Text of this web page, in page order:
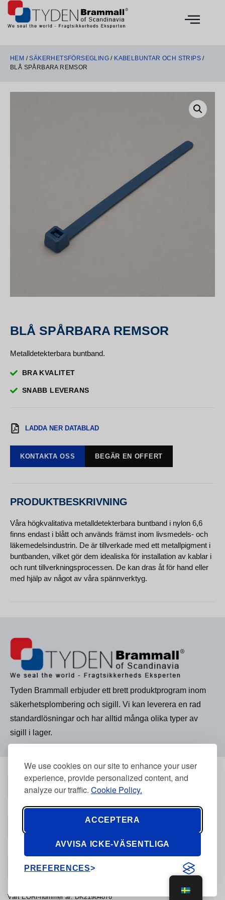
We use cookies on our site to enhance your user
experience, provide personalized content, and
analyze our traffic. Cookie Policy.
ACCEPTERA
AVVISA ICKE-VÄSENTLIGA
PREFERENCES
HEM /SÄKERHETSFÖRSEGLING / KABELBUNTAR OCH STRIPS /
BLÅ SPÅRBARA REMSOR
BLÅ SPÅRBARA REMSOR
Metalldetekterbara buntband.
BRA KVALITET
SNABB LEVERANS
LADDA NER DATABLAD
KONTAKTA OSS BEGÄR EN OFFERT
PRODUKTBESKRIVNING
Våra högkvalitativa metalldetekterbara buntband i nylon 6,6
finns endast i blått och används främst inom livsmedels- och
läkemedelsindustrin. De är tillverkade med ett metallpigment i
buntbanden, vilket gör dem idealiska för installation av kablar i
och runt tillverkningsprocessen. De kan dras åt för hand eller
med hjälp av något av våra spännverktyg.
Tyden Brammall erbjuder ett brett produktprogram inom
säkerhetsplombering och sigill. Vi kan leverera en rad
standardlösningar och har alltid många olika typer av
sigill i lager.
Telefonnummer
(+45) 3968 2634
Telefonnummer
Stolpegårdsvej 7, 2820 Gentofte, Danmark
Vårt EORI-nummer är: DK21984876